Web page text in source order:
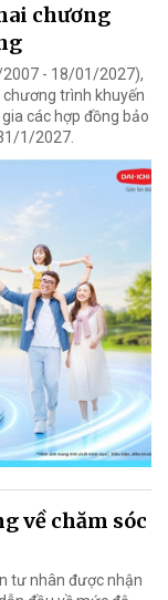
chương
- 18/01/2027),
trình khuyến
các hợp đồng bảo
1/2027.
về chăm sóc
tư nhân được nhận